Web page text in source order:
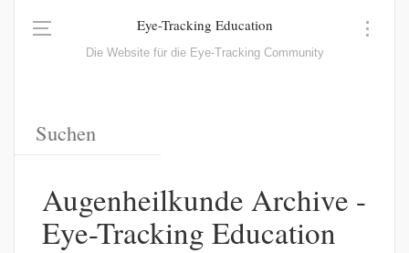
Eye-Tracking Education
Die Website für die Eye-Tracking Community
Augenheilkunde Archive -
Eye-Tracking Education